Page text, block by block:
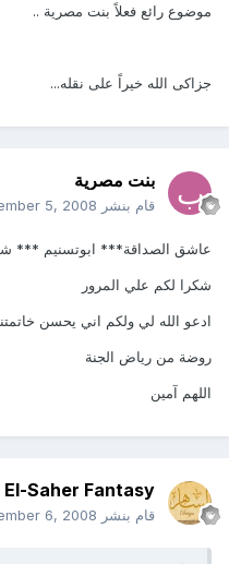
موضوع رائع فعلاً بنت مصرية ..
جزاكى الله خيراً على نقله...
بنت مصرية
قام بنشر 5, 2008
عاشق الصداقة*** ابوتسنيم ***
شكرا لكم علي المرور
ادعو الله لي ولكم اني يحسن
روضة من رياض الجنة
اللهم آمين
El-Saher Fantasy
قام بنشر 6, 2008